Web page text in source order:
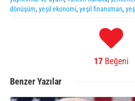
dönüşüm, yeşil ekonomi, yeşil finansman,
17 Beğeni
BenzerYazılar
More Information